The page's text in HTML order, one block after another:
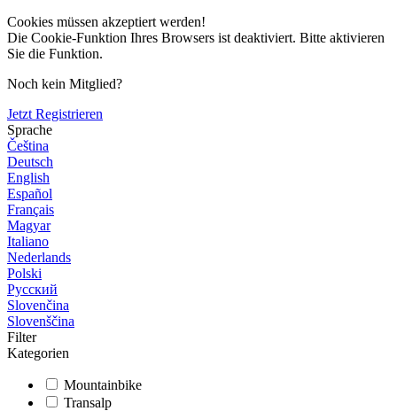
Cookies müssen akzeptiert werden!
Die Cookie-Funktion Ihres Browsers ist deaktiviert. Bitte aktivieren
Sie die Funktion.
Noch kein Mitglied?
Jetzt Registrieren
Sprache
Čeština
Deutsch
English
Español
Français
Magyar
Italiano
Nederlands
Polski
Русский
Slovenčina
Slovenščina
Filter
Kategorien
Mountainbike
Transalp